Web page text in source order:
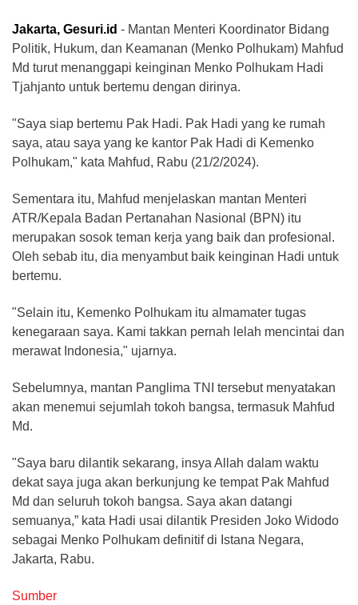
Jakarta, Gesuri.id - Mantan Menteri Koordinator Bidang
Politik, Hukum, dan Keamanan (Menko Polhukam) Mahfud
Md turut menanggapi keinginan Menko Polhukam Hadi
Tjahjanto untuk bertemu dengan dirinya.
"Saya siap bertemu Pak Hadi. Pak Hadi yang ke rumah
saya, atau saya yang ke kantor Pak Hadi di Kemenko
Polhukam," kata Mahfud, Rabu (21/2/2024).
Sementara itu, Mahfud menjelaskan mantan Menteri
ATR/Kepala Badan Pertanahan Nasional (BPN) itu
merupakan sosok teman kerja yang baik dan profesional.
Oleh sebab itu, dia menyambut baik keinginan Hadi untuk
bertemu.
"Selain itu, Kemenko Polhukam itu almamater tugas
kenegaraan saya. Kami takkan pernah lelah mencintai dan
merawat Indonesia," ujarnya.
Sebelumnya, mantan Panglima TNI tersebut menyatakan
akan menemui sejumlah tokoh bangsa, termasuk Mahfud
Md.
"Saya baru dilantik sekarang, insya Allah dalam waktu
dekat saya juga akan berkunjung ke tempat Pak Mahfud
Md dan seluruh tokoh bangsa. Saya akan datangi
semuanya,” kata Hadi usai dilantik Presiden Joko Widodo
sebagai Menko Polhukam definitif di Istana Negara,
Jakarta, Rabu.
Sumber